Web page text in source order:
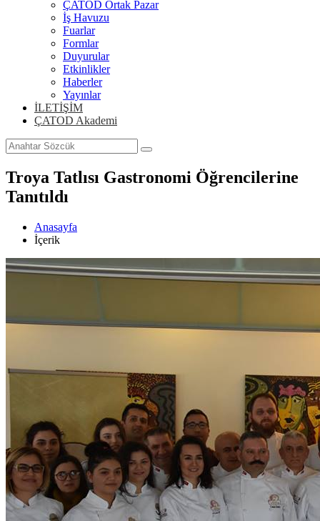
ÇATOD Ortak Pazar
İş Havuzu
Fuarlar
Formlar
Duyurular
Etkinlikler
Haberler
Yayınlar
İLETİŞİM
ÇATOD Akademi
Troya Tatlısı Gastronomi Öğrencilerine
Tanıtıldı
Anasayfa
İçerik